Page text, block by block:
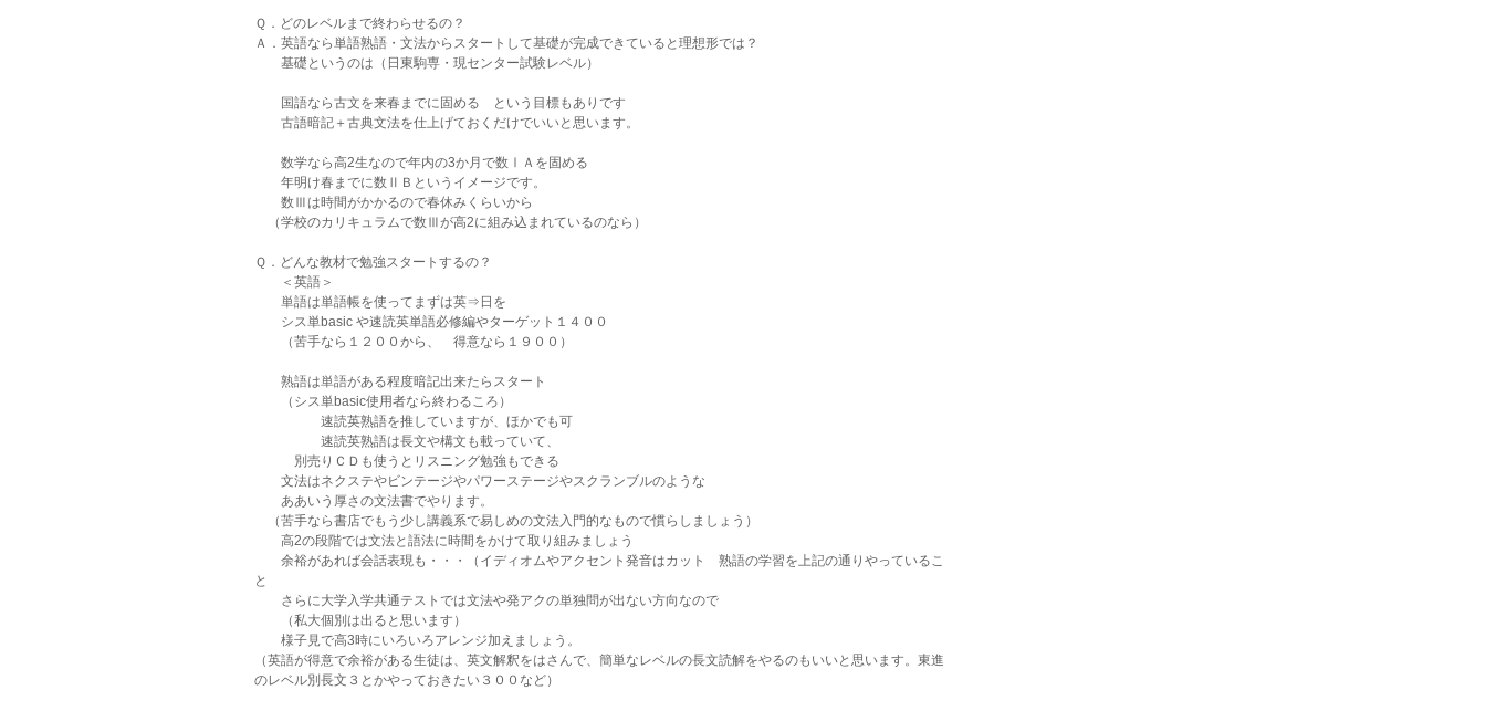
Ｑ．どのレベルまで終わらせるの？
Ａ．英語なら単語熟語・文法からスタートして基礎が完成できていると理想形では？
基礎というのは（日東駒専・現センター試験レベル）
国語なら古文を来春までに固める　という目標もありです
古語暗記＋古典文法を仕上げておくだけでいいと思います。
数学なら高2生なので年内の3か月で数ⅠＡを固める
年明け春までに数ⅡＢというイメージです。
数Ⅲは時間がかかるので春休みくらいから
（学校のカリキュラムで数Ⅲが高2に組み込まれているのなら）
Ｑ．どんな教材で勉強スタートするの？
＜英語＞
単語は単語帳を使ってまずは英⇒日を
シス単basic や速読英単語必修編やターゲット１４００
（苦手なら１２００から、　得意なら１９００）
熟語は単語がある程度暗記出来たらスタート
（シス単basic使用者なら終わるころ）
速読英熟語を推していますが、ほかでも可
速読英熟語は長文や構文も載っていて、
別売りＣＤも使うとリスニング勉強もできる
文法はネクステやビンテージやパワーステージやスクランブルのような
ああいう厚さの文法書でやります。
（苦手なら書店でもう少し講義系で易しめの文法入門的なもので慣らしましょう）
高2の段階では文法と語法に時間をかけて取り組みましょう
余裕があれば会話表現も・・・（イディオムやアクセント発音はカット　熟語の学習を上記の通りやっているこ
と
さらに大学入学共通テストでは文法や発アクの単独問が出ない方向なので
（私大個別は出ると思います）
様子見で高3時にいろいろアレンジ加えましょう。
（英語が得意で余裕がある生徒は、英文解釈をはさんで、簡単なレベルの長文読解をやるのもいいと思います。東進
のレベル別長文３とかやっておきたい３００など）